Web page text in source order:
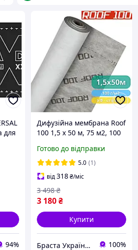
для
94%
Дифузійна мембрана Roof
100 1,5 х 50 м, 75 м2, 100
кольору - дах, фасад,
гідроізоляція,
паропроникність
Готово до відправки
5.0 (1)
від318₴/міс
3 180₴
3 498 ₴
Купити
Браста Україна ТОВ 100%